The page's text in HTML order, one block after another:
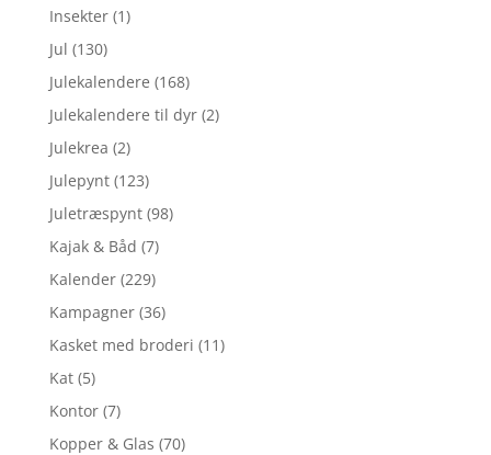
Insekter (1)
Jul (130)
Julekalendere (168)
Julekalendere til dyr (2)
Julekrea (2)
Julepynt (123)
Juletræspynt (98)
Kajak & Båd (7)
Kalender (229)
Kampagner (36)
Kasket med broderi (11)
Kat (5)
Kontor (7)
Kopper & Glas (70)